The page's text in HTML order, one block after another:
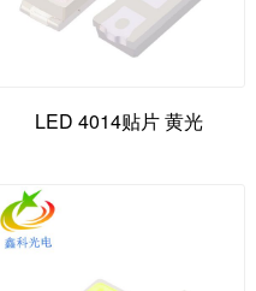
LED 4014贴片 黄光